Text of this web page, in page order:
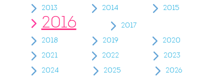
2013 2014 2015
2016
2017
2018
2019
2020
2021
2022
2023
2024
2025 2026